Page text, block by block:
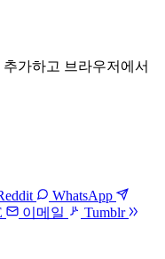
추가하고 브라우저에서
WhatsApp
이메일
Tumblr